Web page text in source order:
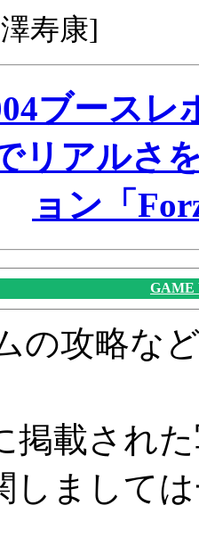
寿康]
ブースレ
リアルさ
ョン「
GAME
の攻略な
掲載され
しまして